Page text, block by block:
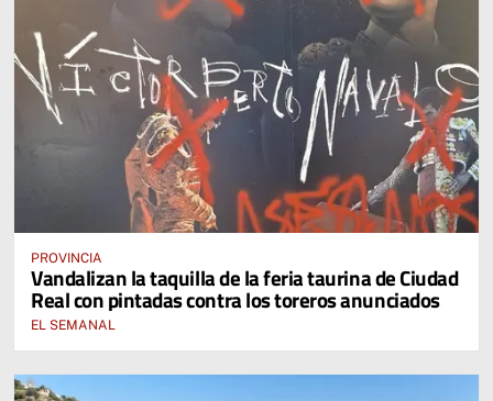
PROVINCIA
Vandalizan la taquilla de la feria taurina de Ciudad
Real con pintadas contra los toreros anunciados
EL SEMANAL